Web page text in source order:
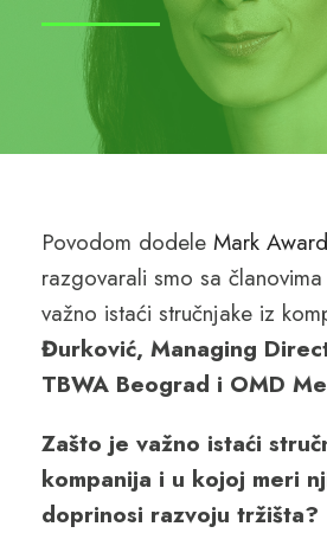
Povodom dodele Mark
razgovarali smo sa
važno istaći stručnjake iz
Đurković, Managing
TBWA Beograd i OMD
Zašto je važno istaći
kompanija i u kojoj meri
doprinosi razvoju tržišta?